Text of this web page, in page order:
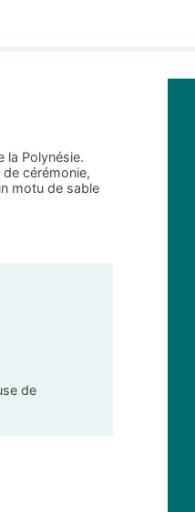
la Polynésie.
cérémonie,
motu de sable
de